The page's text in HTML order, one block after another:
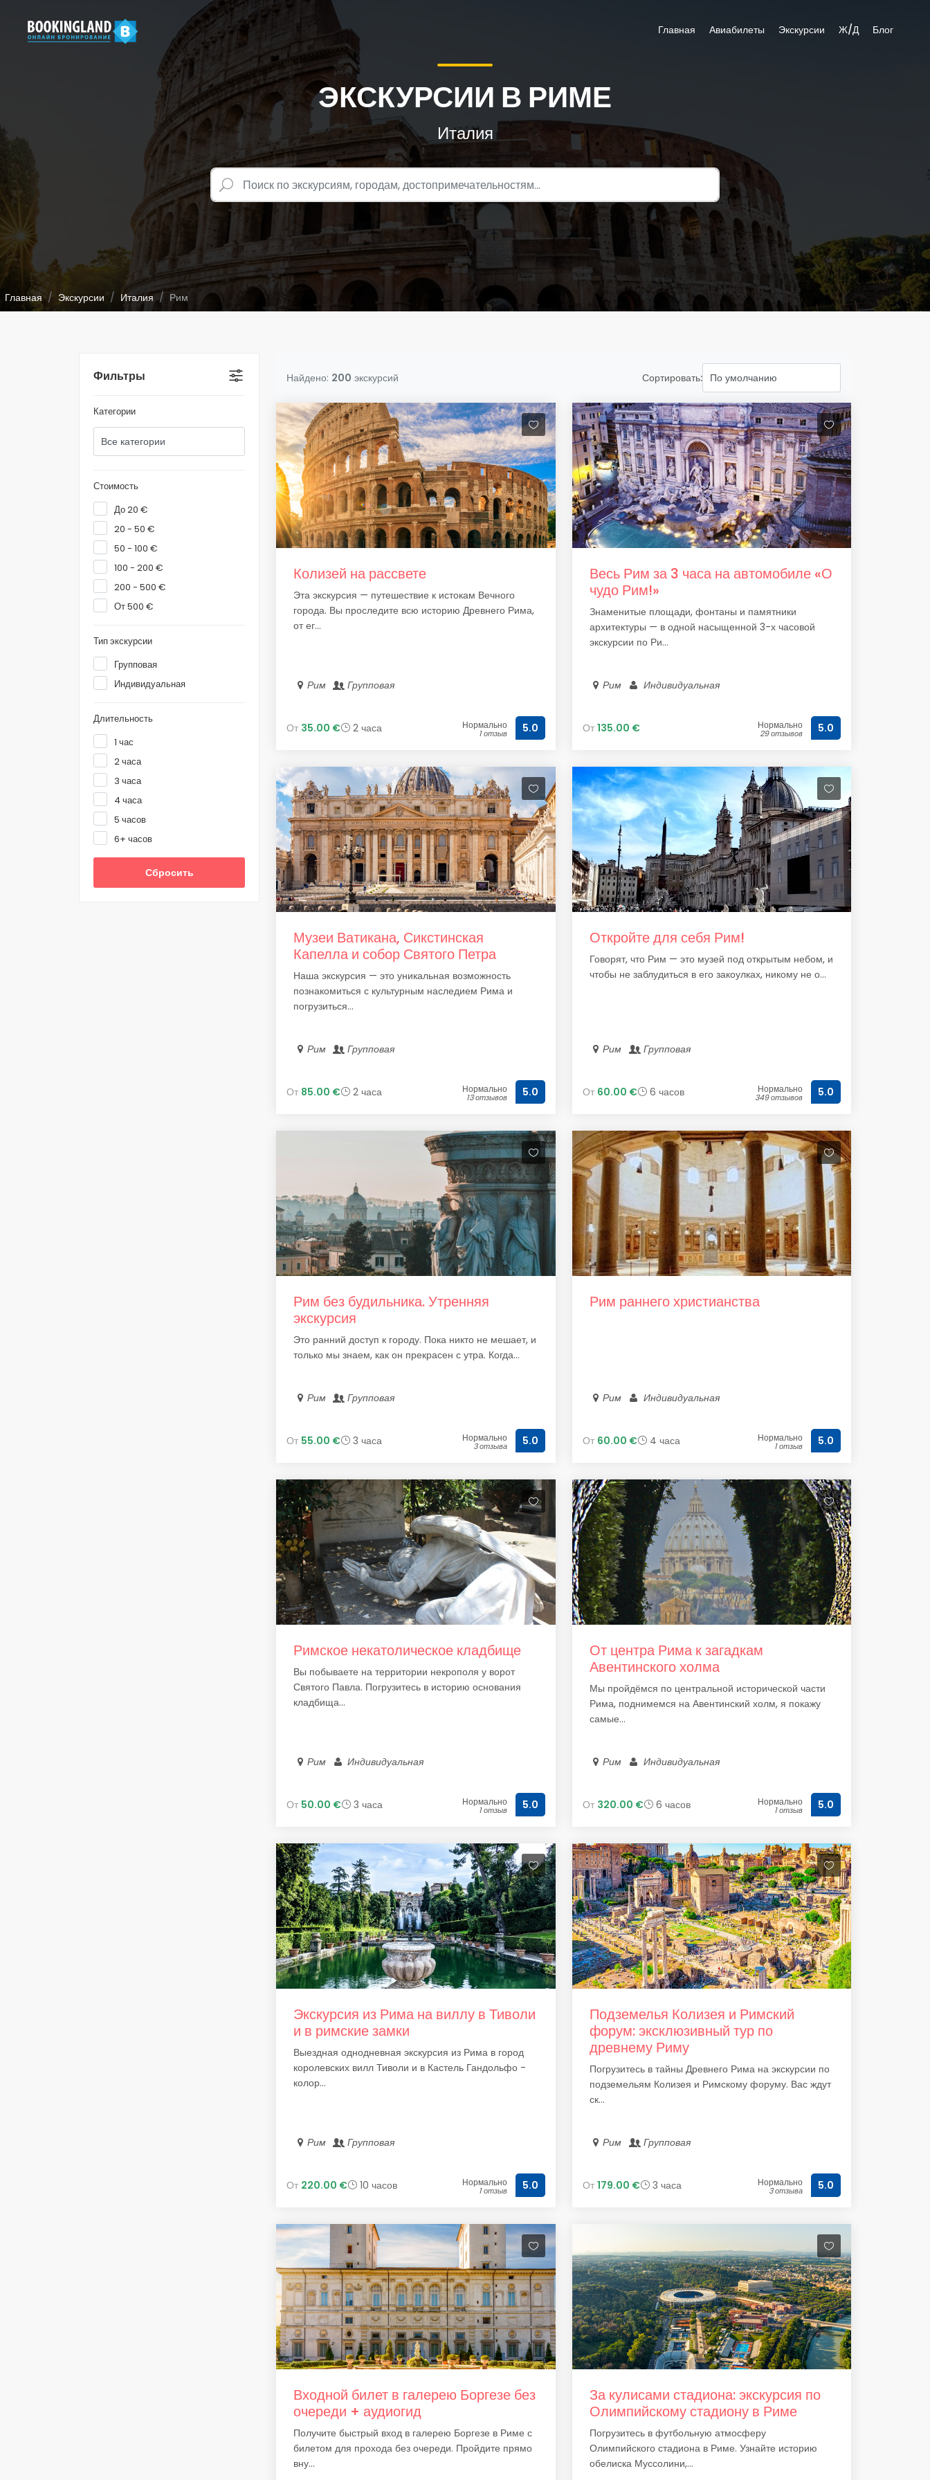
Главная Авиабилеты Экскурсии Ж/Д Блог
ЭКСКУРСИИ В РИМЕ
Италия
Главная Экскурсии Италия Рим
Фильтры
Категории
Стоимость
До 20 €
20 - 50 €
50 - 100 €
100 - 200 €
200 - 500 €
От 500 €
Тип экскурсии
Групповая
Индивидуальная
Длительность
1 час
2 часа
3 часа
4 часа
5 часов
6+ часов
Сбросить
Найдено: 200 экскурсий Сортировать:
Колизей на рассвете
Эта экскурсия — путешествие к истокам Вечного
города. Вы проследите всю историю Древнего Рима,
от ег...
Рим Групповая
От 35.00 € 2 часа Нормально
1 отзыв 5.0
Весь Рим за 3 часа на автомобиле «О
чудо Рим!»
Знаменитые площади, фонтаны и памятники
архитектуры — в одной насыщенной 3-х часовой
экскурсии по Ри...
Рим Индивидуальная
От 135.00 € Нормально
29 отзывов 5.0
Музеи Ватикана, Сикстинская
Капелла и собор Святого Петра
Наша экскурсия — это уникальная возможность
познакомиться с культурным наследием Рима и
погрузиться...
Рим Групповая
От 85.00 € 2 часа Нормально
13 отзывов 5.0
Откройте для себя Рим!
Говорят, что Рим — это музей под открытым небом, и
чтобы не заблудиться в его закоулках, никому не о...
Рим Групповая
От 60.00 € 6 часов Нормально
349 отзывов 5.0
Рим без будильника. Утренняя
экскурсия
Это ранний доступ к городу. Пока никто не мешает, и
только мы знаем, как он прекрасен с утра. Когда...
Рим Групповая
От 55.00 € 3 часа Нормально
3 отзыва 5.0
Рим раннего христианства
Рим Индивидуальная
От 60.00 € 4 часа Нормально
1 отзыв 5.0
Римское некатолическое кладбище
Вы побываете на территории некрополя у ворот
Святого Павла. Погрузитесь в историю основания
кладбища...
Рим Индивидуальная
От 50.00 € 3 часа Нормально
1 отзыв 5.0
От центра Рима к загадкам
Авентинского холма
Мы пройдёмся по центральной исторической части
Рима, поднимемся на Авентинский холм, я покажу
самые...
Рим Индивидуальная
От 320.00 € 6 часов Нормально
1 отзыв 5.0
Экскурсия из Рима на виллу в Тиволи
и в римские замки
Выездная однодневная экскурсия из Рима в город
королевских вилл Тиволи и в Кастель Гандольфо -
колор...
Рим Групповая
От 220.00 € 10 часов Нормально
1 отзыв 5.0
Подземелья Колизея и Римский
форум: эксклюзивный тур по
древнему Риму
Погрузитесь в тайны Древнего Рима на экскурсии по
подземельям Колизея и Римскому форуму. Вас ждут
ск...
Рим Групповая
От 179.00 € 3 часа Нормально
3 отзыва 5.0
Входной билет в галерею Боргезе без
очереди + аудиогид
Получите быстрый вход в галерею Боргезе в Риме с
билетом для прохода без очереди. Пройдите прямо
вну...
За кулисами стадиона: экскурсия по
Олимпийскому стадиону в Риме
Погрузитесь в футбольную атмосферу
Олимпийского стадиона в Риме. Узнайте историю
обелиска Муссолини,...